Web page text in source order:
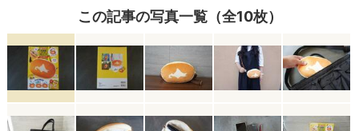
この記事の写真一覧（全10枚）